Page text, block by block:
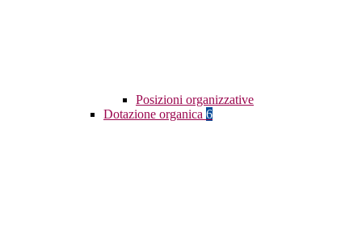
Posizioni organizzative
Dotazione organica 6